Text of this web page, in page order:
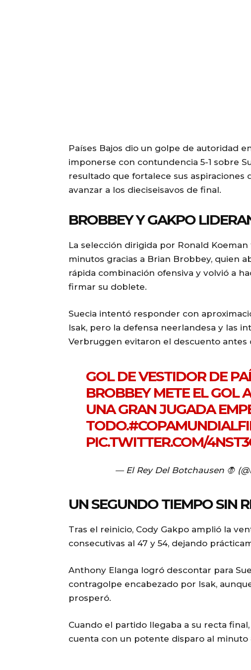
Países Bajos dio un golpe de autoridad
imponerse con contundencia 5-1 sobre
resultado que fortalece sus
avanzar a los dieciseisavos de final.
BROBBEY Y GAKPO
La selección dirigida por Ronald
minutos gracias a Brian Brobbey, quien
rápida combinación ofensiva y volvió a
firmar su doblete.
Suecia intentó responder con
Isak, pero la defensa neerlandesa y las
Verbruggen evitaron el descuento antes
GOL DE VESTIDOR DE
BROBBEY METE EL GOL
UNA GRAN JUGADA
TODO.
PIC.TWITTER.COM/
— El Rey Del Botchausen 🧛
UN SEGUNDO TIEMPO SIN
Tras el reinicio, Cody Gakpo amplió la
consecutivas al 47 y 54, dejando
Anthony Elanga logró descontar para
contragolpe encabezado por Isak,
prosperó.
Cuando el partido llegaba a su recta
cuenta con un potente disparo al minuto